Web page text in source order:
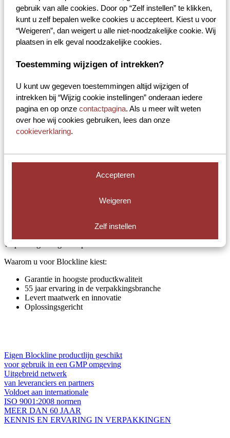
gebruik van alle cookies. Door op “Zelf instellen” te klikken,
kunt u zelf bepalen welke cookies u accepteert. Kiest u voor
“Weigeren”, dan weigert u alle niet-noodzakelijke cookie. Wij
plaatsen in elk geval noodzakelijke cookies.
Toestemming wijzigen of intrekken?
U kunt uw gegeven toestemmingen altijd wijzigen of
intrekken bij “Wijzig cookie instellingen” onderaan iedere
pagina en op onze contactpagina. Als u meer wilt weten
over hoe wij cookies gebruiken, lees dan onze
cookieverklaring.
Accepteren
Weigeren
Zelf instellen
3526 KS, Utrecht.
Postadres:
Postbus 1008, 3500 BA, Utrecht.
De voordelen van Blockline
Maak kennis met Blockline de verpakkingsactiviteit van Brocacef
B.V. speciaal voor u als leverancier, producent of (loon)verpakker in
Sinds 1964 leveren wij al kwaliteitsverpakkingen en oplossingen op
maat. Eerst als Bloklandpack (kortweg Blockland), nu onder de
(exclusief) distributeur van leveranciers die naar onze
kwaliteitsstandaarden opereren. Wilt u verpakkingen die aan de
eigen Blockline verpakkingslijn. Deze is GMP proof. Door onze
verpakkingsvraagstuk op te lossen.
Waarom u voor Blockline kiest:
Garantie in hoogste productkwaliteit
55 jaar ervaring in de verpakkingsbranche
Levert maatwerk en innovatie
Oplossingsgericht
Eigen Blockline productlijn geschikt
voor gebruik in een GMP omgeving
Uitgebreid netwerk
van leveranciers en partners
Voldoet aan internationale
ISO 9001:2008 normen
MEER DAN 60 JAAR
KENNIS EN ERVARING IN VERPAKKINGEN